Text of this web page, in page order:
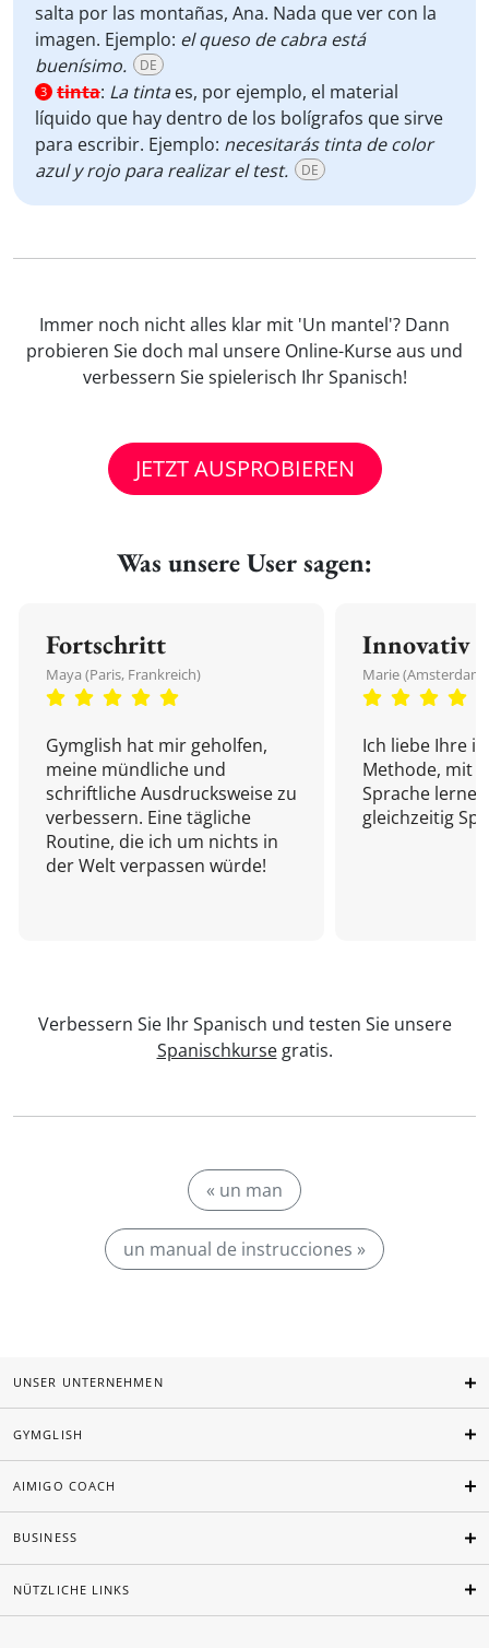
salta por las montañas, Ana. Nada que ver con la
imagen. Ejemplo: el queso de cabra está
buenísimo.
DE
3 tinta: La tintaes, por ejemplo, el material
líquido que hay dentro de los bolígrafos que sirve
para escribir. Ejemplo: necesitarás tinta de color
azul y rojo para realizar el test.
DE
Immer noch nicht alles klar mit 'Un mantel'? Dann
probieren Sie doch mal unsere Online-Kurse aus und
verbessern Sie spielerisch Ihr Spanisch!
JETZT AUSPROBIEREN
Was unsere User sagen:
Fortschritt
Maya (Paris, Frankreich)
Gymglish hat mir geholfen,
meine mündliche und
schriftliche Ausdrucksweise zu
verbessern. Eine tägliche
Routine, die ich um nichts in
der Welt verpassen würde!
Innovativ
Marie
Ich liebe Ihre
Methode, mit
Sprache
gleichzeitig
Verbessern Sie Ihr Spanisch und testen Sie unsere
Spanischkursegratis.
« un man
un manual de instrucciones »
UNSER UNTERNEHMEN
GYMGLISH
AIMIGO COACH
BUSINESS
NÜTZLICHE LINKS